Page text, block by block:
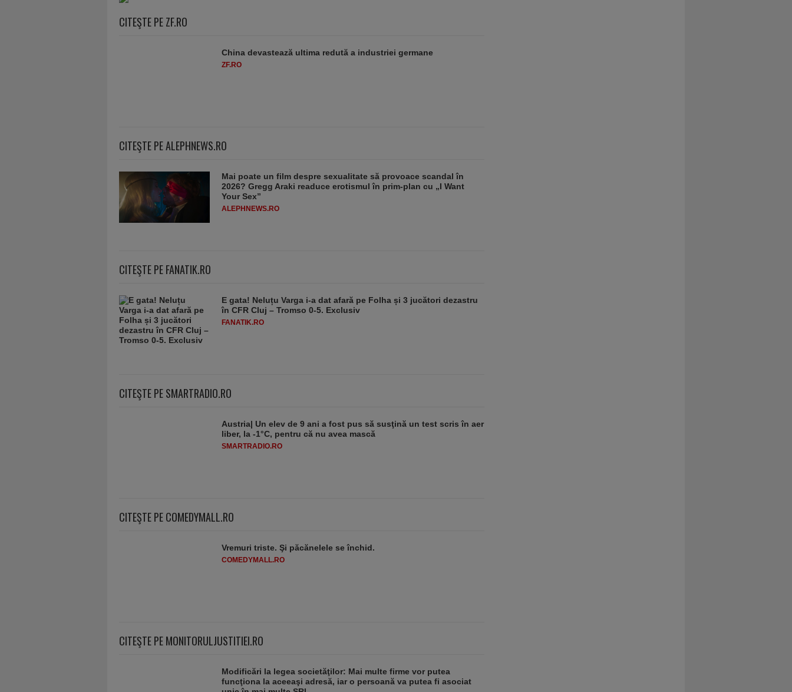
CITEŞTE PE ZF.RO
China devastează ultima redută a industriei germane
ZF.RO
CITEŞTE PE ALEPHNEWS.RO
Mai poate un film despre sexualitate să provoace scandal în
2026? Gregg Araki readuce erotismul în prim-plan cu „I Want
Your Sex”
ALEPHNEWS.RO
CITEŞTE PE FANATIK.RO
E gata! Neluțu Varga i-a dat afară pe Folha și 3 jucători dezastru
în CFR Cluj – Tromso 0-5. Exclusiv
FANATIK.RO
CITEŞTE PE SMARTRADIO.RO
Austria| Un elev de 9 ani a fost pus să susţină un test scris în aer
liber, la -1°C, pentru că nu avea mască
SMARTRADIO.RO
CITEŞTE PE COMEDYMALL.RO
Vremuri triste. Şi păcănelele se închid.
COMEDYMALL.RO
CITEŞTE PE MONITORULJUSTITIEI.RO
Modificări la legea societăţilor: Mai multe firme vor putea
funcţiona la aceeaşi adresă, iar o persoană va putea fi asociat